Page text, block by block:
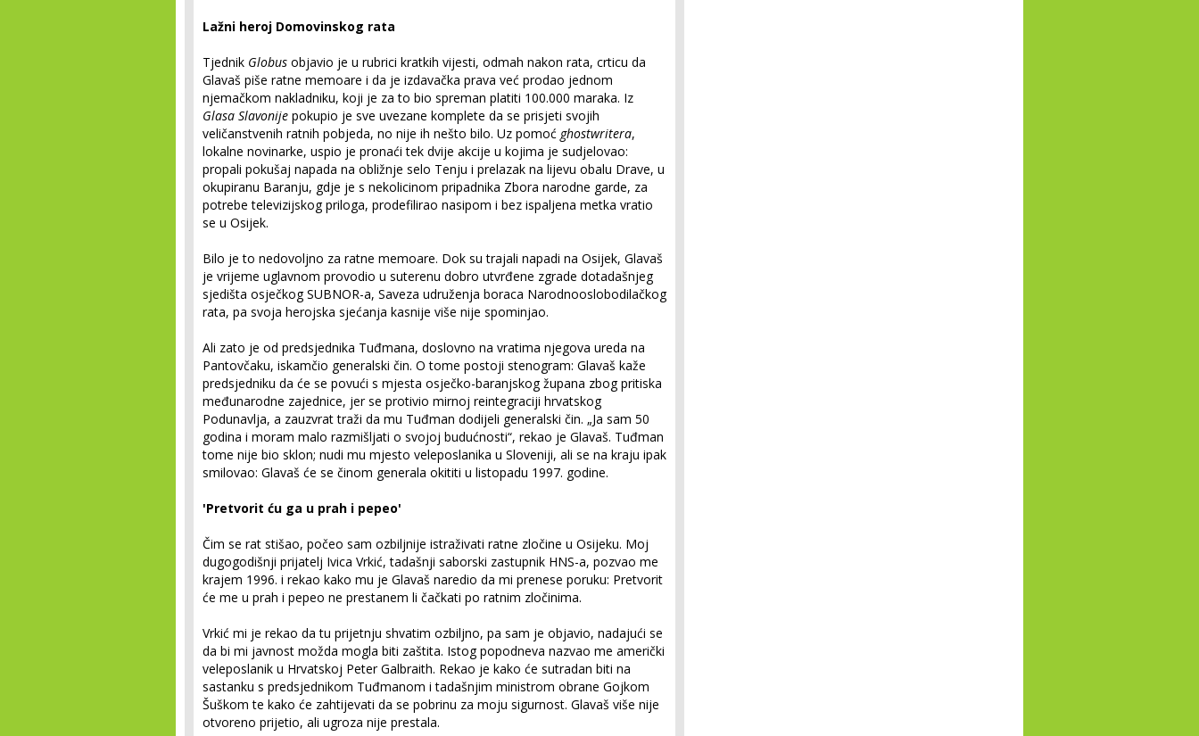
Lažni heroj Domovinskog rata
Tjednik Globus objavio je u rubrici kratkih vijesti, odmah nakon rata, crticu da
Glavaš piše ratne memoare i da je izdavačka prava već prodao jednom
njemačkom nakladniku, koji je za to bio spreman platiti 100.000 maraka. Iz
Glasa Slavonije pokupio je sve uvezane komplete da se prisjeti svojih
veličanstvenih ratnih pobjeda, no nije ih nešto bilo. Uz pomoć ghostwritera,
lokalne novinarke, uspio je pronaći tek dvije akcije u kojima je sudjelovao:
propali pokušaj napada na obližnje selo Tenju i prelazak na lijevu obalu Drave, u
okupiranu Baranju, gdje je s nekolicinom pripadnika Zbora narodne garde, za
potrebe televizijskog priloga, prodefilirao nasipom i bez ispaljena metka vratio
se u Osijek.
Bilo je to nedovoljno za ratne memoare. Dok su trajali napadi na Osijek, Glavaš
je vrijeme uglavnom provodio u suterenu dobro utvrđene zgrade dotadašnjeg
sjedišta osječkog SUBNOR-a, Saveza udruženja boraca Narodnooslobodilačkog
rata, pa svoja herojska sjećanja kasnije više nije spominjao.
Ali zato je od predsjednika Tuđmana, doslovno na vratima njegova ureda na
Pantovčaku, iskamčio generalski čin. O tome postoji stenogram: Glavaš kaže
predsjedniku da će se povući s mjesta osječko-baranjskog župana zbog pritiska
međunarodne zajednice, jer se protivio mirnoj reintegraciji hrvatskog
Podunavlja, a zauzvrat traži da mu Tuđman dodijeli generalski čin. „Ja sam 50
godina i moram malo razmišljati o svojoj budućnosti“, rekao je Glavaš. Tuđman
tome nije bio sklon; nudi mu mjesto veleposlanika u Sloveniji, ali se na kraju ipak
smilovao: Glavaš će se činom generala okititi u listopadu 1997. godine.
'Pretvorit ću ga u prah i pepeo'
Čim se rat stišao, počeo sam ozbiljnije istraživati ratne zločine u Osijeku. Moj
dugogodišnji prijatelj Ivica Vrkić, tadašnji saborski zastupnik HNS-a, pozvao me
krajem 1996. i rekao kako mu je Glavaš naredio da mi prenese poruku: Pretvorit
će me u prah i pepeo ne prestanem li čačkati po ratnim zločinima.
Vrkić mi je rekao da tu prijetnju shvatim ozbiljno, pa sam je objavio, nadajući se
da bi mi javnost možda mogla biti zaštita. Istog popodneva nazvao me američki
veleposlanik u Hrvatskoj Peter Galbraith. Rekao je kako će sutradan biti na
sastanku s predsjednikom Tuđmanom i tadašnjim ministrom obrane Gojkom
Šuškom te kako će zahtijevati da se pobrinu za moju sigurnost. Glavaš više nije
otvoreno prijetio, ali ugroza nije prestala.